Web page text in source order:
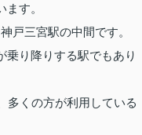
す。
戸三宮駅の中間です。
乗り降りする駅でもあり
多くの方が利用している